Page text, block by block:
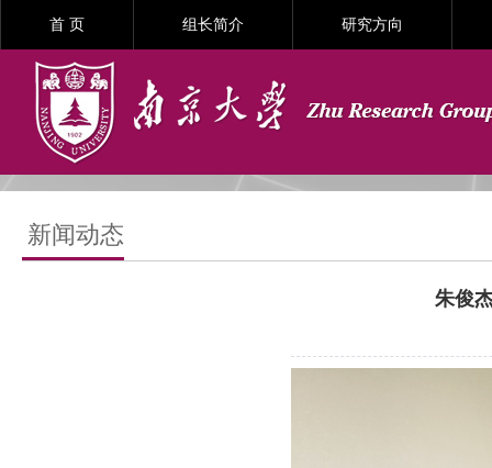
首 页 组长简介 研究方向
新闻动态
朱俊